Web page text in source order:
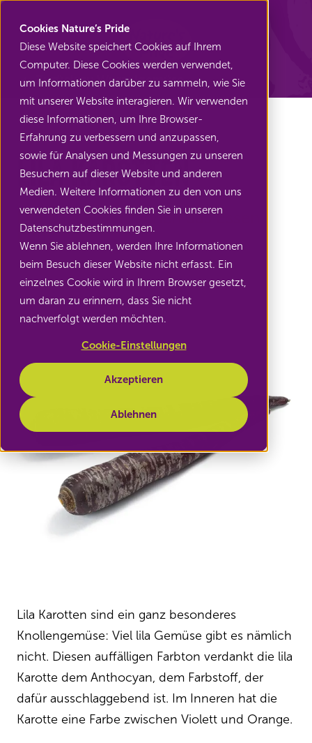
Cookies Nature’s Pride
Diese Website speichert Cookies auf Ihrem
Computer. Diese Cookies werden verwendet,
um Informationen darüber zu sammeln, wie Sie
mit unserer Website interagieren. Wir verwenden
diese Informationen, um Ihre Browser-
Erfahrung zu verbessern und anzupassen,
sowie für Analysen und Messungen zu unseren
Besuchern auf dieser Website und anderen
Medien. Weitere Informationen zu den von uns
verwendeten Cookies finden Sie in unseren
Datenschutzbestimmungen.
Wenn Sie ablehnen, werden Ihre Informationen
beim Besuch dieser Website nicht erfasst. Ein
einzelnes Cookie wird in Ihrem Browser gesetzt,
um daran zu erinnern, dass Sie nicht
nachverfolgt werden möchten.
Cookie-Einstellungen
Akzeptieren
Ablehnen
Zurück zu Wurzelgemüse
Lila Karotten
Lila Karotten machen das Essen
bunt
Lila Karotten sind ein ganz besonderes
Knollengemüse: Viel lila Gemüse gibt es nämlich
nicht. Diesen auffälligen Farbton verdankt die lila
Karotte dem Anthocyan, dem Farbstoff, der
dafür ausschlaggebend ist. Im Inneren hat die
Karotte eine Farbe zwischen Violett und Orange.